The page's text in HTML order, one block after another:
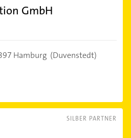
GmbH
Hamburg (Duvenstedt)
SILBER PARTNER